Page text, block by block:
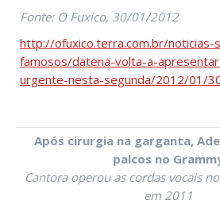
Fonte: O Fuxico, 30/01/2012
http://ofuxico.terra.com.br/noticias-
famosos/datena-volta-a-
urgente-nesta-segunda/2012/01/
Após cirurgia na garganta,
palcos no
Cantora operou as cordas vocais
em 2011